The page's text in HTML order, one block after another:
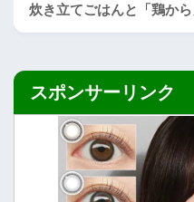
炊き立てごはんと「鶏か
スポンサーリンク